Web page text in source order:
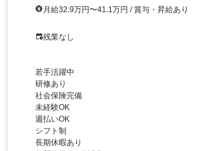
月給32.9万円〜41.1万円 / 賞与・昇給あり
残業なし
若手活躍中
研修あり
社会保険完備
未経験OK
週払いOK
シフト制
長期休暇あり